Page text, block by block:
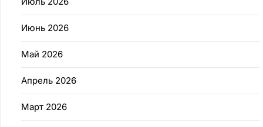
Июнь 2026
Май 2026
Апрель 2026
Март 2026